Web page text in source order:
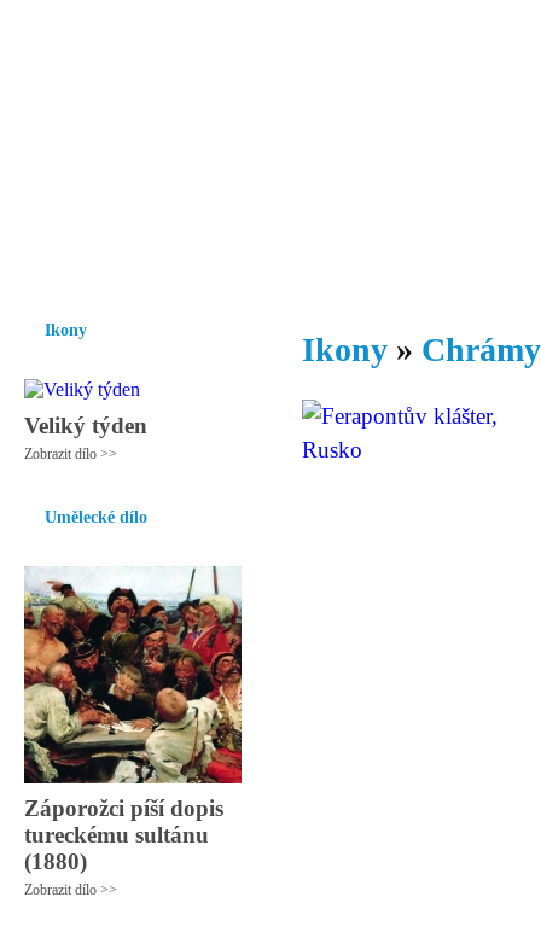
Ikony
Veliký týden
Zobrazit dílo >>
Umělecké dílo
Záporožci píší dopis
tureckému sultánu
(1880)
Zobrazit dílo >>
Ikony »